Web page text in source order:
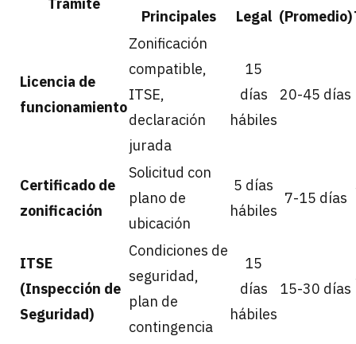
Principales
Legal (Promedio)
Licencia de
funcionamiento
Zonificación
compatible,
ITSE,
declaración
jurada
15
días
hábiles
20-45 días
Certificado de
zonificación
Solicitud con
plano de
ubicación
5 días
hábiles
7-15 días
ITSE
(Inspección de
Seguridad)
Condiciones de
seguridad,
plan de
contingencia
15
días
hábiles
15-30 días